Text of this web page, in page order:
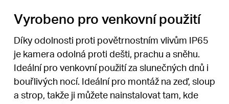
Vyrobeno pro venkovní použití
Díky odolnosti proti povětrnostním vlivům IP65
je kamera odolná proti dešti, prachu a sněhu.
Ideální pro venkovní použití za slunečných dnů i
bouřlivých nocí. Ideální pro montáž na zeď, sloup
a strop, takže ji můžete nainstalovat tam, kde